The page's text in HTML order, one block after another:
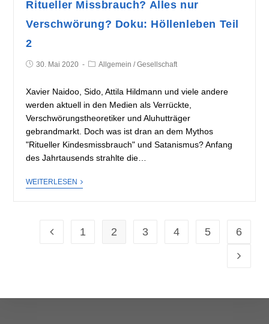
Ritueller Missbrauch? Alles nur
Verschwörung? Doku: Höllenleben Teil
2
30. Mai 2020 Allgemein / Gesellschaft
Xavier Naidoo, Sido, Attila Hildmann und viele andere
werden aktuell in den Medien als Verrückte,
Verschwörungstheoretiker und Aluhutträger
gebrandmarkt. Doch was ist dran an dem Mythos
"Ritueller Kindesmissbrauch" und Satanismus? Anfang
des Jahrtausends strahlte die…
WEITERLESEN
1 2 3 4 5 6